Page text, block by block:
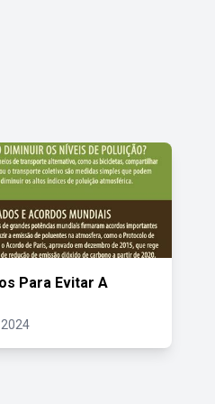
Para Evitar A